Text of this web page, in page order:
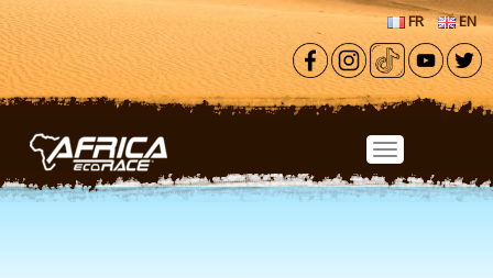
Aller au contenu principal
FR EN